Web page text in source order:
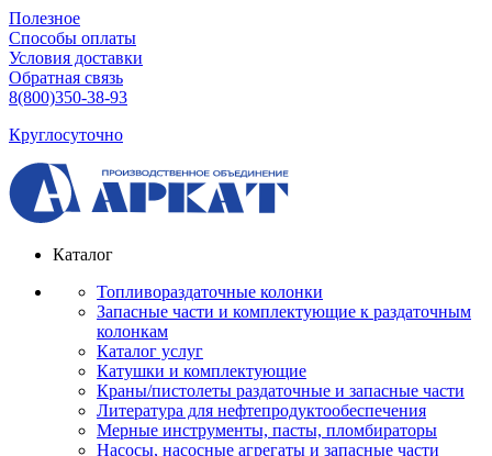
Полезное
Способы оплаты
Условия доставки
Обратная связь
8(800)350-38-93
Круглосуточно
Каталог
Топливораздаточные колонки
Запасные части и комплектующие к раздаточным
колонкам
Каталог услуг
Катушки и комплектующие
Краны/пистолеты раздаточные и запасные части
Литература для нефтепродуктообеспечения
Мерные инструменты, пасты, пломбираторы
Насосы, насосные агрегаты и запасные части